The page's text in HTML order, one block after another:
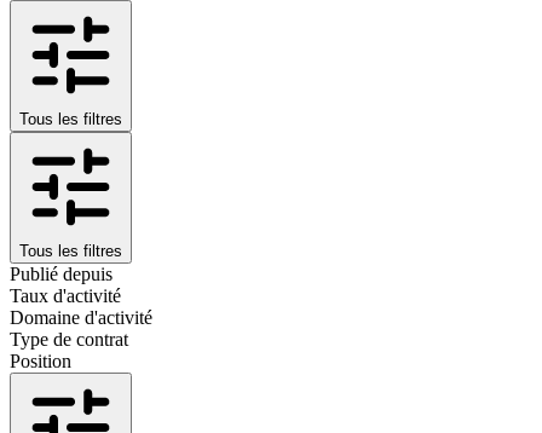
Tous les filtres
Tous les filtres
Publié depuis
Taux d'activité
Domaine d'activité
Type de contrat
Position